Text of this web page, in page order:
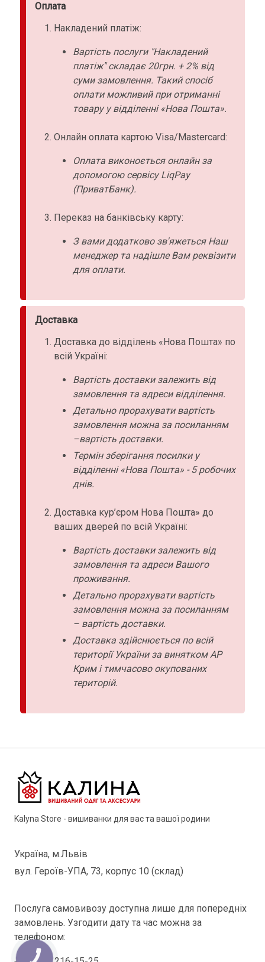
Оплата
Накладений платіж:
Вартість послуги "Накладений
платіж" складає 20грн. + 2% від
суми замовлення. Такий спосіб
оплати можливий при отриманні
товару у відділенні «Нова Пошта».
Онлайн оплата картою Visa/Mastercard:
Оплата виконоється онлайн за
допомогою сервісу LiqPay
(ПриватБанк).
Переказ на банківську карту:
З вами додатково зв'яжеться Наш
менеджер та надішле Вам реквізити
для оплати.
Доставка
Доставка до відділень «Нова Пошта» по
всій Україні:
Вартість доставки залежить від
замовлення та адреси відділення.
Детально прорахувати вартість
замовлення можна за посиланням
–вартість доставки.
Термін зберігання посилки у
відділенні «Нова Пошта» - 5 робочих
днів.
Доставка кур’єром Нова Пошта» до
ваших дверей по всій Україні:
Вартість доставки залежить від
замовлення та адреси Вашого
проживання.
Детально прорахувати вартість
замовлення можна за посиланням
– вартість доставки.
Доставка здійснюється по всій
території України за винятком АР
Крим і тимчасово окупованих
територій.
Kalyna Store - вишиванки для вас та вашої родини
Україна, м.Львів
вул. Героїв-УПА, 73, корпус 10 (склад)
Послуга самовивозу доступна лише для попередніх
замовлень. Узгодити дату та час можна за
телефоном:
КНОПКА
ЗВ'ЯЗКУ